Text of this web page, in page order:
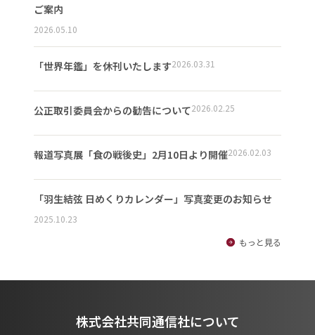
ご案内
2026.05.10
「世界年鑑」を休刊いたします2026.03.31
公正取引委員会からの勧告について2026.02.25
報道写真展「食の戦後史」2月10日より開催2026.02.03
「羽生結弦 日めくりカレンダー」写真変更のお知らせ
2025.10.23
もっと見る
株式会社共同通信社について